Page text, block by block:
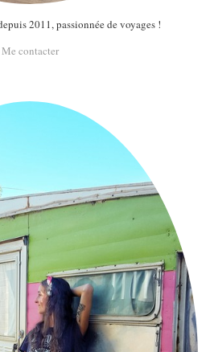
2011, passionnée de voyages !
Me contacter